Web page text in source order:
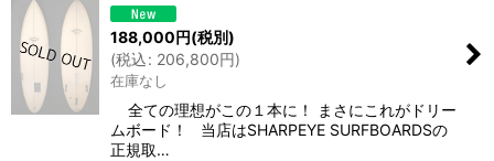
188,000円(税別)
(税込: 206,800円)
在庫なし
全ての理想がこの１本に！ まさにこれがドリー
ムボード！ 当店はSHARPEYE SURFBOARDSの
正規取…